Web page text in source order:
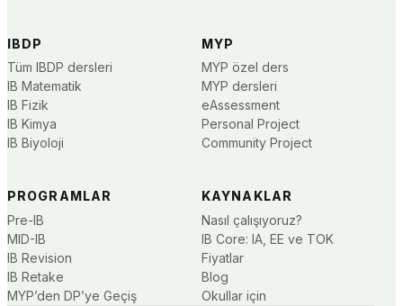
IBDP
Tüm IBDP dersleri
IB Matematik
IB Fizik
IB Kimya
IB Biyoloji
MYP
MYP özel ders
MYP dersleri
eAssessment
Personal Project
Community Project
PROGRAMLAR
Pre-IB
MID-IB
IB Revision
IB Retake
MYP’den DP’ye Geçiş
KAYNAKLAR
Nasıl çalışıyoruz?
IB Core: IA, EE ve TOK
Fiyatlar
Blog
Okullar için